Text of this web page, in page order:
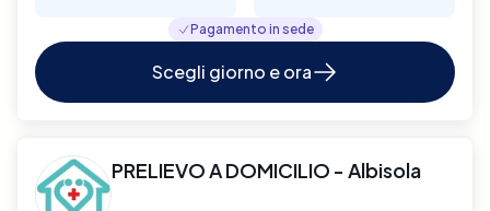
Pagamento in sede
Scegli giorno e ora
PRELIEVO A DOMICILIO - Albisola